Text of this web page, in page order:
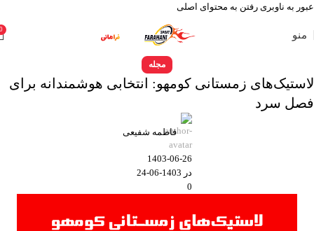
عبور به ناوبری رفتن به محتوای اصلی
منو
مجله
لاستیک‌های زمستانی کومهو: انتخابی هوشمندانه برای
فصل سرد
فاطمه شفیعی
1403-06-26
در 1403-06-24
0